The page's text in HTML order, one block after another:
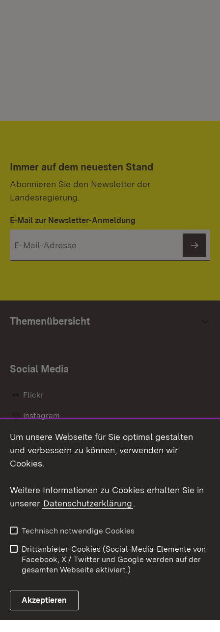
Immer auf dem neuesten Stand
Abonnieren Sie den Newsletter der
Landesregierung.
E-Mail zur Newsletter-Anmeldung
Themenübersicht
Social Media
Flickr
Instagram
Social Wall
Link zum Landesportal
Barrierefreiheit
Benutzungshinweise
Impressum
Cookies
Um unsere Webseite für Sie optimal gestalten
und verbessern zu können, verwenden wir
Cookies.
Weitere Informationen zu Cookies erhalten Sie in
unserer Datenschutzerklärung.
Technisch notwendige Cookies
Drittanbieter-Cookies (Social-Media-Elemente von
Facebook, X / Twitter und Google werden auf der
gesamten Webseite aktiviert.)
Akzeptieren